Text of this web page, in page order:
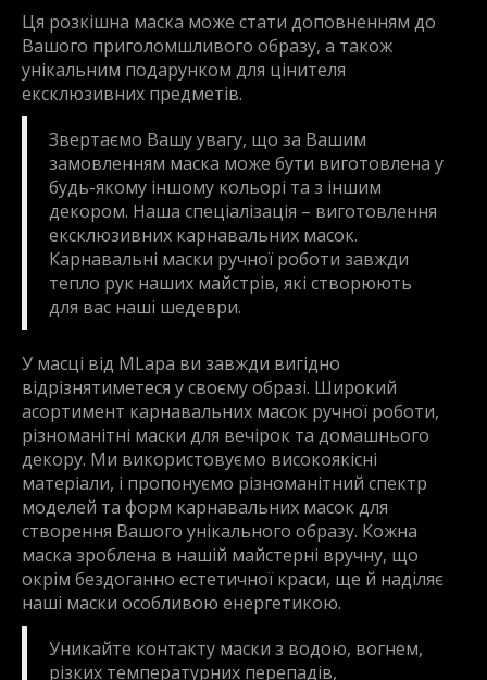
Ця розкішна маска може стати доповненням до
Вашого приголомшливого образу, а також
унікальним подарунком для цінителя
ексклюзивних предметів.
Звертаємо Вашу увагу, що за Вашим
замовленням маска може бути виготовлена у
будь-якому іншому кольорі та з іншим
декором. Наша спеціалізація – виготовлення
ексклюзивних карнавальних масок.
Карнавальні маски ручної роботи завжди
тепло рук наших майстрів, які створюють
для вас наші шедеври.
У масці від MLapa ви завжди вигідно
відрізнятиметеся у своєму образі. Широкий
асортимент карнавальних масок ручної роботи,
різноманітні маски для вечірок та домашнього
декору. Ми використовуємо високоякісні
матеріали, і пропонуємо різноманітний спектр
моделей та форм карнавальних масок для
створення Вашого унікального образу. Кожна
маска зроблена в нашій майстерні вручну, що
окрім бездоганно естетичної краси, ще й наділяє
наші маски особливою енергетикою.
Уникайте контакту маски з водою, вогнем,
різких температурних перепадів,